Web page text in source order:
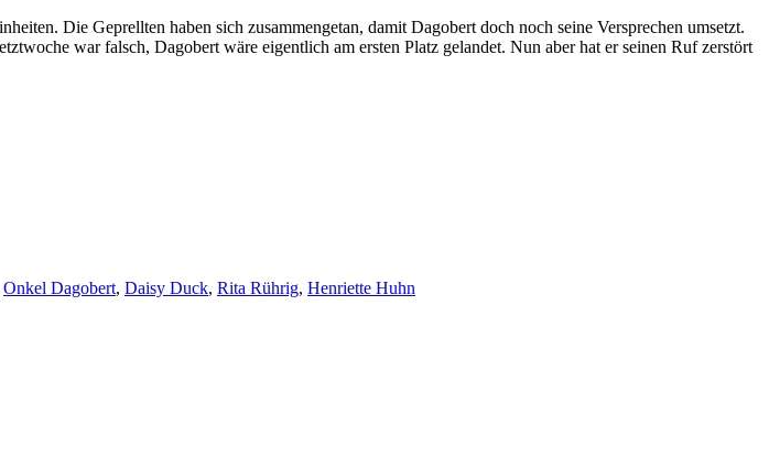
Die Geprellten haben sich zusammengetan, damit Dagobert doch noch seine Versprechen umsetzt.
war falsch, Dagobert wäre eigentlich am ersten Platz gelandet. Nun aber hat er seinen Ruf zerstört
Onkel Dagobert, Daisy Duck, Rita Rührig, Henriette Huhn